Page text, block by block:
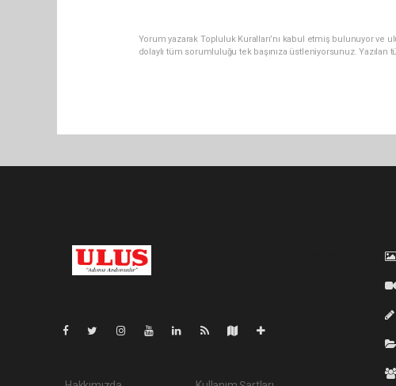
Yorum yazarak Topluluk Kuralları’nı kabul etmiş bulunuyor ve
dolaylı tüm sorumluluğu tek başınıza üstleniyorsunuz.